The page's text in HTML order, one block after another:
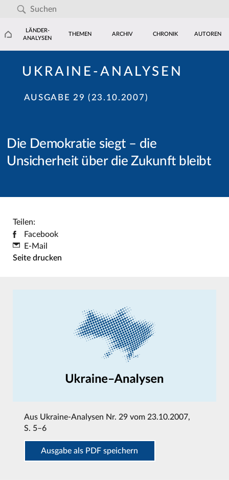
LÄNDER-
ANALYSEN
THEMEN ARCHIV CHRONIK AUTOREN
UKRAINE-ANALYSEN
AUSGABE 29 (23.10.2007)
Die Demokratie siegt – die
Unsicherheit über die Zukunft bleibt
Teilen:
Facebook
E-Mail
Seite drucken
Aus Ukraine-Analysen Nr. 29 vom 23.10.2007,
S. 5–6
Ausgabe als PDF speichern